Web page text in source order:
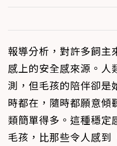
報導分析，對許多飼主
感上的安全感來源。人
測，但毛孩的陪伴卻是
時都在，隨時都願意傾
類簡單得多。這種穩定
毛孩，比那些令人感到